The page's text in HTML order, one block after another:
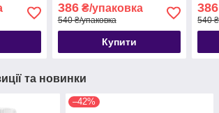
386₴/упаковка
540 ₴/упаковка
Купити
386
540
та новинки
–42%